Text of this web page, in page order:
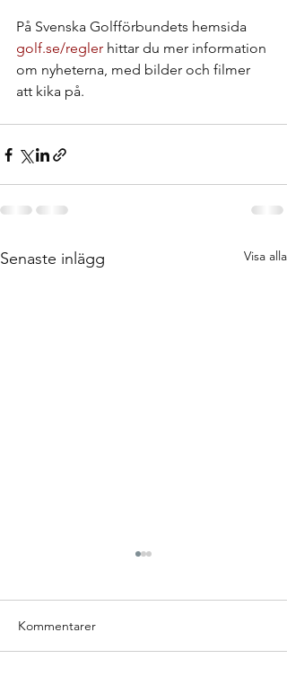
På Svenska Golfförbundets hemsida
golf.se/regler hittar du mer information
om nyheterna, med bilder och filmer
att kika på.
Senaste inlägg Visa alla
Kommentarer